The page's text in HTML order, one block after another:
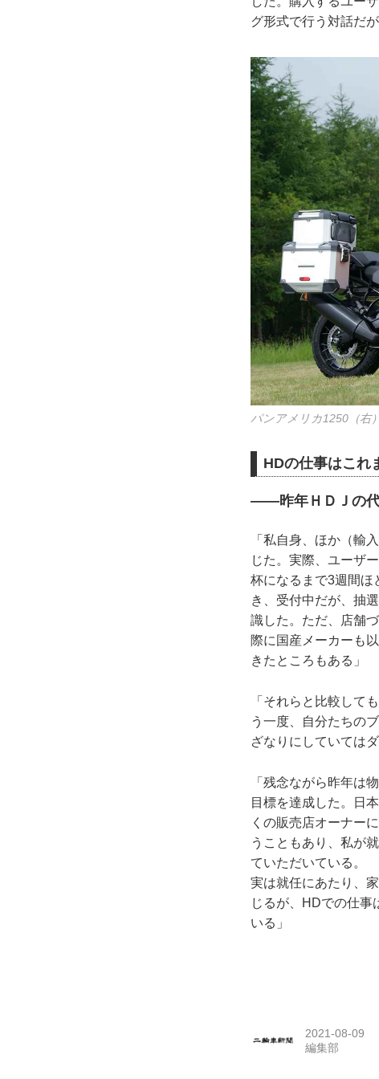
グ形式で行う対話だ
パンアメリカ1250（右
HDの仕事はこ
――昨年ＨＤＪの代
「私自身、ほか（輸
じた。実際、ユーザ
杯になるまで3週間ほ
き、受付中だが、抽
識した。ただ、店舗
際に国産メーカーも
きたところもある」
「それらと比較して
う一度、自分たちの
ざなりにしていては
「残念ながら昨年は
目標を達成した。日
くの販売店オーナー
うこともあり、私が
ていただいている。
実は就任にあたり、
じるが、HDでの仕事
いる」
2021-08-09
編集部